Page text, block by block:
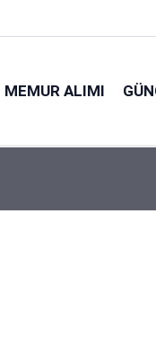
MEMUR ALIMI